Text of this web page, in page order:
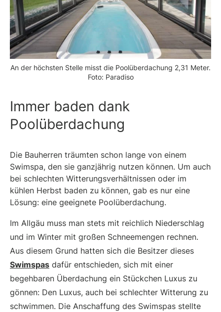
An der höchsten Stelle misst die Poolüberdachung 2,31 Meter.
Foto: Paradiso
Immer baden dank
Poolüberdachung
Die Bauherren träumten schon lange von einem
Swimspa, den sie ganzjährig nutzen können. Um auch
bei schlechten Witterungsverhältnissen oder im
kühlen Herbst baden zu können, gab es nur eine
Lösung: eine geeignete Poolüberdachung.
Im Allgäu muss man stets mit reichlich Niederschlag
und im Winter mit großen Schneemengen rechnen.
Aus diesem Grund hatten sich die Besitzer dieses
Swimspas dafür entschieden, sich mit einer
begehbaren Überdachung ein Stückchen Luxus zu
gönnen: Den Luxus, auch bei schlechter Witterung zu
schwimmen. Die Anschaffung des Swimspas stellte